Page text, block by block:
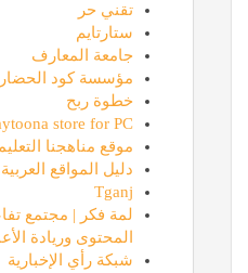
تقني حر
ستارتايم
جامعة المعارف
مؤسسة كود
خطوة ربح
store for PC
موقع مناهجنا
دليل المواقع العربية eerrt
Tganj
لمة فكر | مجتمع
المحتوى وريادة
شبكة رأي الإخبارية